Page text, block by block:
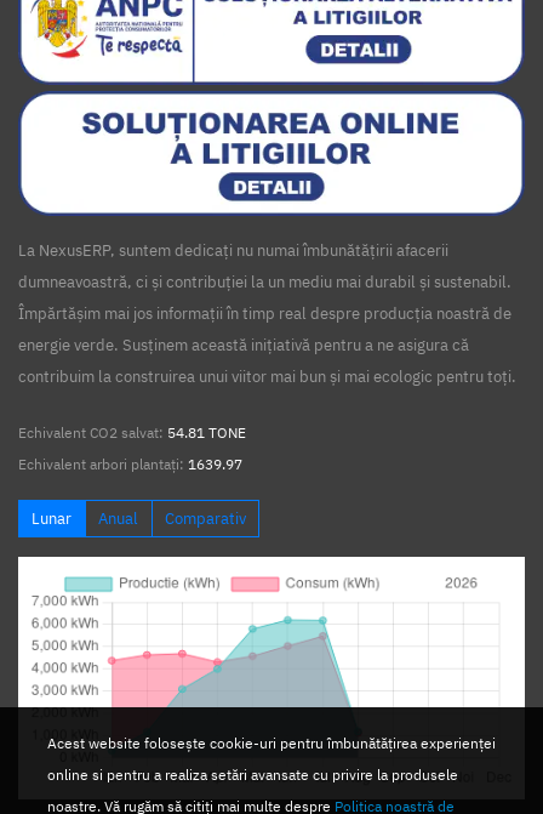
Acest website folosește cookie-uri pentru îmbunătățirea experienței
online si pentru a realiza setări avansate cu privire la produsele
noastre. Vă rugăm să citiți mai multe despre Politica noastră de
La NexusERP, suntem dedicați nu numai îmbunătățirii afacerii
dumneavoastră, ci și contribuției la un mediu mai durabil și sustenabil.
Împărtășim mai jos informații în timp real despre producția noastră de
energie verde. Susținem această inițiativă pentru a ne asigura că
contribuim la construirea unui viitor mai bun și mai ecologic pentru toți.
Echivalent CO2 salvat: 54.81 TONE
Echivalent arbori plantați: 1639.97
Lunar Anual Comparativ